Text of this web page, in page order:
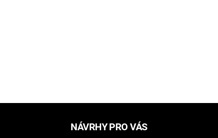
NÁVRHY PRO VÁS